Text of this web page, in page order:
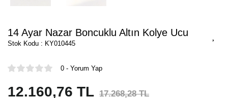
14 Ayar Nazar Boncuklu Altın Kolye Ucu
Stok Kodu : KY010445
0 - Yorum Yap
12.160,76 TL 17.268,28 TL